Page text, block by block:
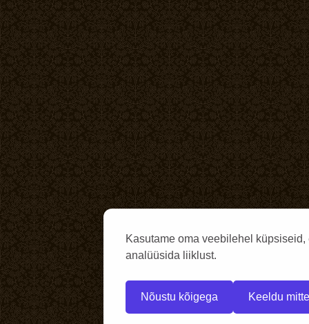
Kasutame oma veebilehel
analüüsida liiklust.
Nõustu kõigega Keeldu